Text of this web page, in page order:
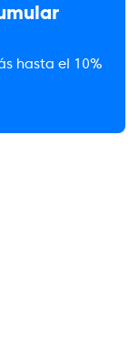
hasta el 10%